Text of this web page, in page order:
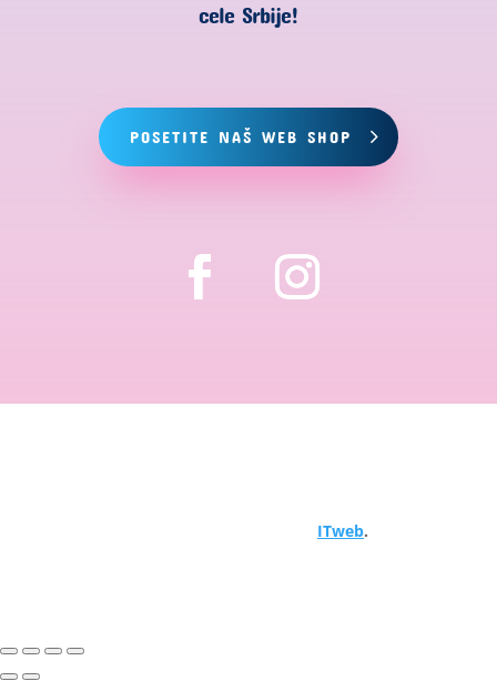
cele Srbije!
POSETITE NAŠ WEB SHOP
ITweb.